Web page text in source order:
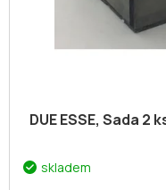
DUE ESSE, Sada 2
skladem